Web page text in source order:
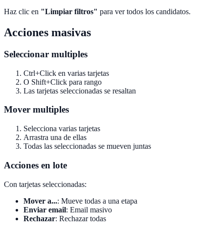
Haz clic en "Limpiar filtros" para ver todos los candidatos.
Acciones masivas
Seleccionar multiples
Ctrl+Click en varias tarjetas
O Shift+Click para rango
Las tarjetas seleccionadas se resaltan
Mover multiples
Selecciona varias tarjetas
Arrastra una de ellas
Todas las seleccionadas se mueven juntas
Acciones en lote
Con tarjetas seleccionadas:
Mover a...: Mueve todas a una etapa
Enviar email: Email masivo
Rechazar: Rechazar todas